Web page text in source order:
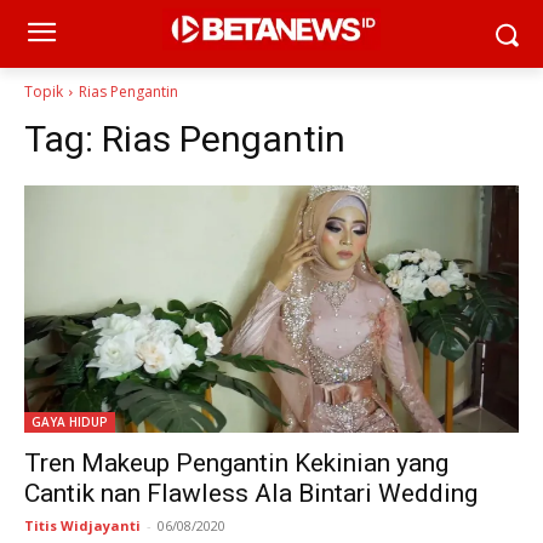
Topik Rias Pengantin
Tag: Rias Pengantin
GAYA HIDUP
Tren Makeup Pengantin Kekinian yang
Cantik nan Flawless Ala Bintari Wedding
Titis Widjayanti - 06/08/2020